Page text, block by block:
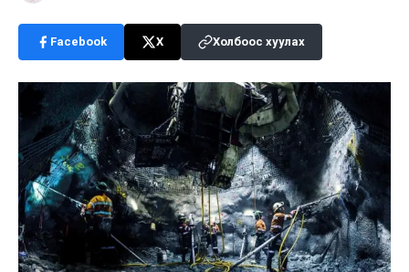
Facebook X Холбоос хуулах